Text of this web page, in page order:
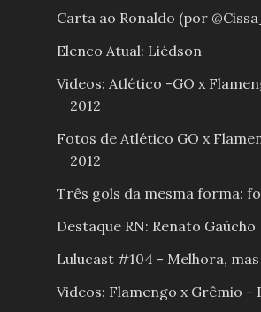
Carta ao Ronaldo (por
Elenco Atual: Liédson
Videos: Atlético -GO x
2012
Fotos de Atlético GO x
2012
Três gols da mesma forma:
Destaque RN: Renato Gaúcho
Lulucast #104 - Melhora,
Videos: Flamengo x Grêmio -